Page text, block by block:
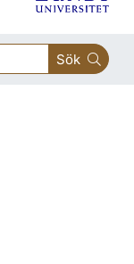
Sök